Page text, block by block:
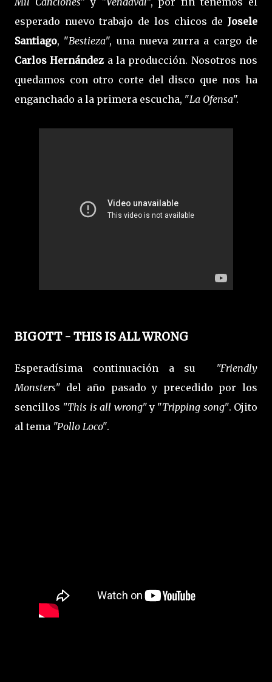
esperado nuevo trabajo de los chicos de Josele
Santiago, "Bestieza", una nueva zurra a cargo de
Carlos Hernández a la producción. Nosotros nos
quedamos con otro corte del disco que nos ha
enganchado a la primera escucha, "La Ofensa".
BIGOTT - THIS IS ALL WRONG
Esperadísima continuación a su "Friendly
Monsters" del año pasado y precedido por los
sencillos "This is all wrong"y "Tripping song". Ojito
al tema "Pollo Loco".